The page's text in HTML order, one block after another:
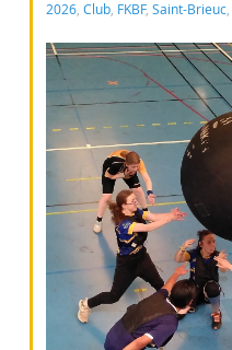
2026, Club, FKBF, Saint-Brieuc,